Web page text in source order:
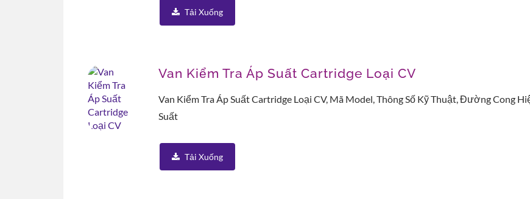
Tải Xuống
Van Kiểm Tra Áp Suất Cartridge Loại CV
Van Kiểm Tra Áp Suất Cartridge Loại CV, Mã Model, Thông Số Kỹ Thuật, Đường Cong
Suất
Tải Xuống